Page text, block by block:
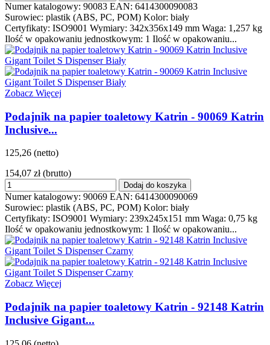
Numer katalogowy: 90083 EAN: 6414300090083
Surowiec: plastik (ABS, PC, POM) Kolor: biały
Certyfikaty: ISO9001 Wymiary: 342x356x149 mm Waga: 1,257 kg
Ilość w opakowaniu jednostkowym: 1 Ilość w opakowaniu...
Zobacz Więcej
Podajnik na papier toaletowy Katrin - 90069 Katrin
Inclusive...
125,26 (netto)
154,07 zł (brutto)
Dodaj do koszyka
Numer katalogowy: 90069 EAN: 6414300090069
Surowiec: plastik (ABS, PC, POM) Kolor: biały
Certyfikaty: ISO9001 Wymiary: 239x245x151 mm Waga: 0,75 kg
Ilość w opakowaniu jednostkowym: 1 Ilość w opakowaniu...
Zobacz Więcej
Podajnik na papier toaletowy Katrin - 92148 Katrin
Inclusive Gigant...